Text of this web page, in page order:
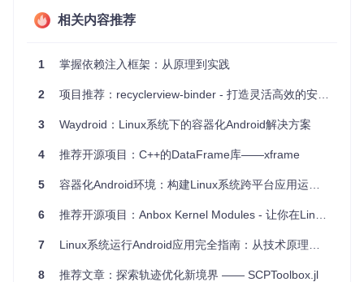
码，降低学习曲线。
4、项目特点
量时间。
了良好支持。
高度定制：允许用户控制绑定生成，满足特定需求。
性。
如果你正在寻找一个简单、高效的工具来融合Python和C++11
能和简洁设计，必将提升你的开发效率，让你的项目更上一层
相关内容推荐
1 掌握依赖注入框架：从原理到实践
2 项目推荐：recyclerview-binder - 打造灵活高效的安卓列表管理工具
3 Waydroid：Linux系统下的容器化Android解决方案
4 推荐开源项目：C++的DataFrame库——xframe
5 容器化Android环境：构建Linux系统跨平台应用运行方案
6 推荐开源项目：Anbox Kernel Modules - 让你在Linux上轻松运行Android应用
7 Linux系统运行Android应用完全指南：从技术原理到实践操作
8 推荐文章：探索轨迹优化新境界 —— SCPToolbox.jl